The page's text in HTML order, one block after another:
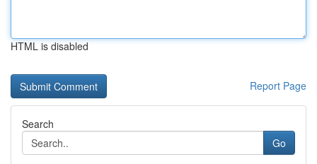
HTML is disabled
Report Page
Search
Go